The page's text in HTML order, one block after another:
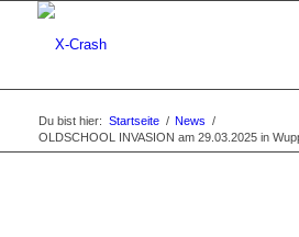
Du bist hier: Startseite / News /
OLDSCHOOL INVASION am 29.03.2025 in